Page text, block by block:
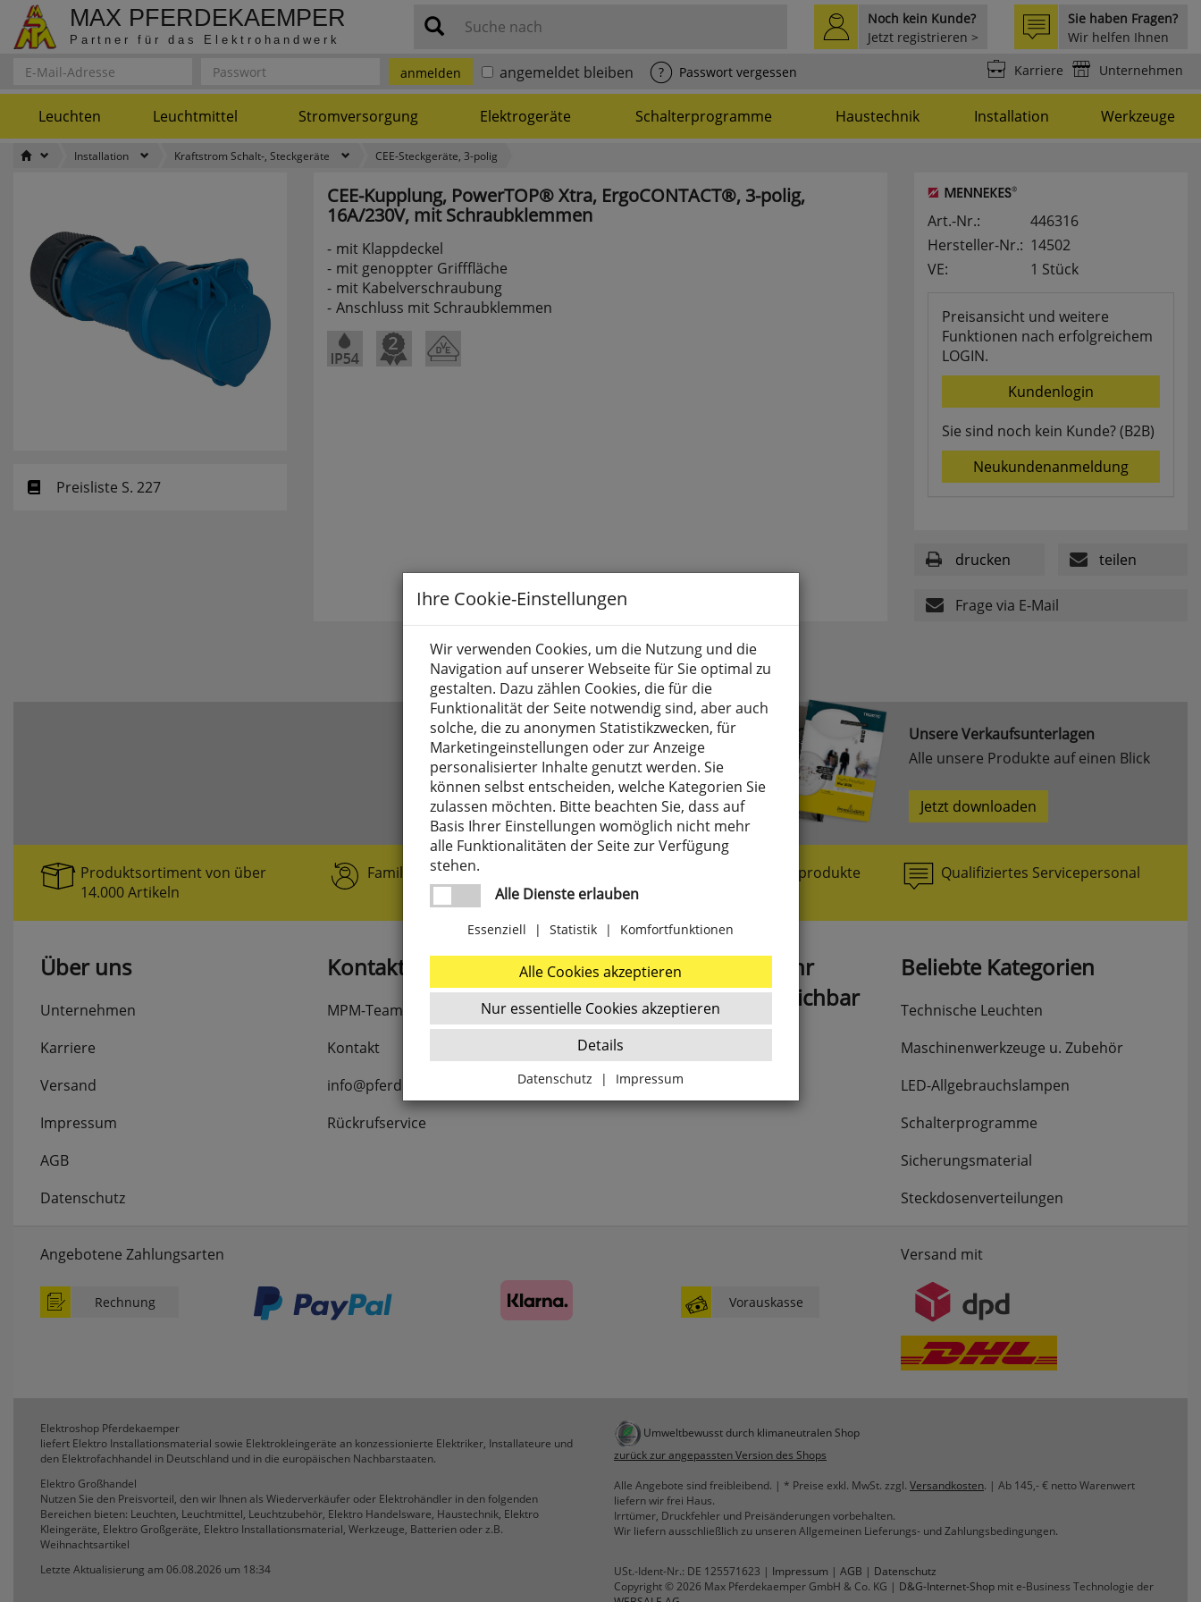
MAX PFERDEKAEMPER
Partner für das Elektrohandwerk
Suche nach
Sie haben Fragen?
Wir helfen Ihnen
Noch kein Kunde?
Jetzt registrieren >
anmelden angemeldet bleiben ? Passwort vergessen Unternehmen
Karriere
Leuchten Leuchtmittel Stromversorgung Elektrogeräte Schalterprogramme Haustechnik Installation Werkzeuge
Installation Kraftstrom Schalt-, Steckgeräte CEE-Steckgeräte, 3-polig
Preisliste S. 227
CEE-Kupplung, PowerTOP®Xtra, ErgoCONTACT®, 3-polig,
16A/230V, mit Schraubklemmen
mit Klappdeckel
mit genoppter Grifffläche
mit Kabelverschraubung
Anschluss mit Schraubklemmen
Art.-Nr.:
446316
Hersteller-Nr.: 14502
VE:
1 Stück
Preisansicht und weitere
Funktionen nach erfolgreichem
LOGIN.
Kundenlogin
Sie sind noch kein Kunde? (B2B)
Neukundenanmeldung
drucken teilen
Frage via E-Mail
Ihre Cookie-Einstellungen
Wir verwenden Cookies, um die Nutzung und die
Navigation auf unserer Webseite für Sie optimal zu
gestalten. Dazu zählen Cookies, die für die
Funktionalität der Seite notwendig sind, aber auch
solche, die zu anonymen Statistikzwecken, für
Marketingeinstellungen oder zur Anzeige
personalisierter Inhalte genutzt werden. Sie
können selbst entscheiden, welche Kategorien Sie
zulassen möchten. Bitte beachten Sie, dass auf
Basis Ihrer Einstellungen womöglich nicht mehr
alle Funktionalitäten der Seite zur Verfügung
stehen.
Alle Dienste erlauben
Essenziell | Statistik | Komfortfunktionen
Alle Cookies akzeptieren
Nur essentielle Cookies akzeptieren
Details
Datenschutz | Impressum
Zurück
websale_useragreement
websale_useragreement_optin_google_conversion_tracking
Diese Cookies speichern die Cookie-Einstellungen
der Besucher, die in der Cookie Box von
www.pferdekaemper.de ausgewählt wurden.
ws_basket_pferdekaemper
Dieses Cookie speichert die Artikel im Warenkorb.
Unsere Verkaufsunterlagen
Alle unsere Produkte auf einen Blick
Jetzt downloaden
Produktsortiment von über
14.000 Artikeln
Familiengeführt seit 1919 Marken- und Nischenprodukte Qualifiziertes Servicepersonal
Kontakt
MPM-Team
Kontakt
info@pferdekaemper.de
Rückrufservice
Morgen ab 7:15 Uhr
wieder für Sie erreichbar
+49 (0) 2373 9296-20
Beliebte Kategorien
Technische Leuchten
Maschinenwerkzeuge u. Zubehör
LED-Allgebrauchslampen
Schalterprogramme
Sicherungsmaterial
Steckdosenverteilungen
Über uns
Unternehmen
Karriere
Versand
Impressum
AGB
Datenschutz
Angebotene Zahlungsarten
Rechnung Vorauskasse
Versand mit
Elektroshop Pferdekaemper
liefert Elektro Installationsmaterial sowie Elektrokleingeräte an konzessionierte Elektriker, Installateure und
den Elektrofachhandel in Deutschland und in die europäischen Nachbarstaaten.
Elektro Großhandel
Nutzen Sie den Preisvorteil, den wir Ihnen als Wiederverkäufer oder Elektrohändler in den folgenden
Bereichen bieten: Leuchten, Leuchtmittel, Leuchtzubehör, Elektro Handelsware, Haustechnik, Elektro
Kleingeräte, Elektro Großgeräte, Elektro Installationsmaterial, Werkzeuge, Batterien oder z.B.
Weihnachtsartikel
Letzte Aktualisierung am 06.08.2026 um 18:34
Umweltbewusst durch klimaneutralen Shop
zurück zur angepassten Version des Shops
Alle Angebote sind freibleibend. | * Preise exkl. MwSt. zzgl. Versandkosten. | Ab 145,- € netto Warenwert
liefern wir frei Haus.
Irrtümer, Druckfehler und Preisänderungen vorbehalten.
Wir liefern ausschließlich zu unseren Allgemeinen Lieferungs- und Zahlungsbedingungen.
USt.-Ident-Nr.: DE 125571623 | Impressum | AGB | Datenschutz
Copyright © 2026 Max Pferdekaemper GmbH & Co. KG | D&G-Internet-Shop mit e-Business Technologie der